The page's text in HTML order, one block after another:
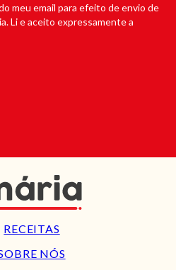
meu email para efeito de envio de
Li e aceito expressamente a
RECEITAS
NÓS